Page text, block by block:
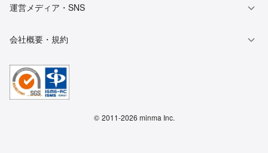
運営メディア・SNS
会社概要・規約
© 2011-2026 minma Inc.